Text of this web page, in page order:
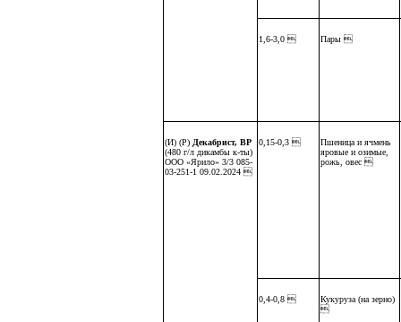
1,6-3,0  Пары 
(И) (Р) Декабрист, ВР
(480 г/л дикамбы к-ты)
ООО «Ярило» 3/3 085-
03-251-1 09.02.2024 
0,15-0,3 
Пшеница и ячмень
яровые и озимые,
рожь, овес 
0,4-0,8 
Кукуруза (на зерно)
